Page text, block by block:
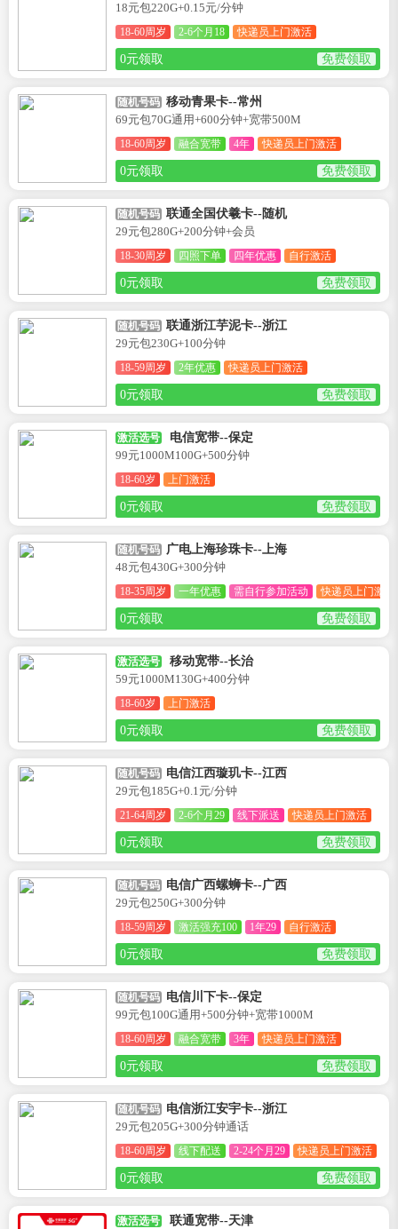
18元包220G+0.15元/分钟
18-60周岁 2-6个月18 快递员上门激活
0元领取 免费领取
随机号码 移动青果卡--常州
69元包70G通用+600分钟+宽带500M
18-60周岁 融合宽带 4年 快递员上门激活
0元领取 免费领取
随机号码 联通全国伏羲卡--随机
29元包280G+200分钟+会员
18-30周岁 四照下单 四年优惠 自行激活
0元领取 免费领取
随机号码 联通浙江芋泥卡--浙江
29元包230G+100分钟
18-59周岁 2年优惠 快递员上门激活
0元领取 免费领取
激活选号
电信宽带--保定
99元1000M100G+500分钟
18-60岁 上门激活
0元领取 免费领取
随机号码 广电上海珍珠卡--上海
48元包430G+300分钟
18-35周岁 一年优惠 需自行参加活动 快递员上门激活
0元领取 免费领取
激活选号
移动宽带--长治
59元1000M130G+400分钟
18-60岁 上门激活
0元领取 免费领取
随机号码 电信江西璇玑卡--江西
29元包185G+0.1元/分钟
21-64周岁 2-6个月29 线下派送 快递员上门激活
0元领取 免费领取
随机号码 电信广西螺蛳卡--广西
29元包250G+300分钟
18-59周岁 激活强充100 1年29 自行激活
0元领取 免费领取
随机号码 电信川下卡--保定
99元包100G通用+500分钟+宽带1000M
18-60周岁 融合宽带 3年 快递员上门激活
0元领取 免费领取
随机号码 电信浙江安宇卡--浙江
29元包205G+300分钟通话
18-60周岁 线下配送 2-24个月29 快递员上门激活
0元领取 免费领取
激活选号
联通宽带--天津